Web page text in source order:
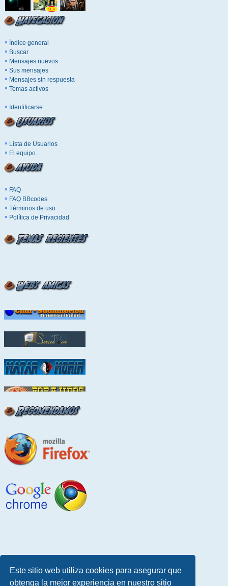
Este sitio web utiliza cookies para asegurar que
obtenga la mejor experiencia en nuestro sitio
Índice general
Buscar
Mensajes nuevos
Sus mensajes
Mensajes sin respuesta
Temas activos
Identificarse
Lista de Usuarios
El equipo
FAQ
FAQ BBcodes
Términos de uso
Política de Privacidad